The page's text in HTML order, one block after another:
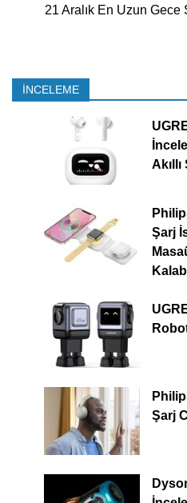
21 Aralık En Uzun
İNCELEME
Şarj
Şarj